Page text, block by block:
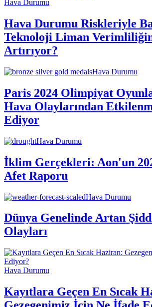
Hava Durumu
Hava Durumu Riskleriyle
Teknoloji Liman
Artırıyor?
Hava Durumu
Paris 2024 Olimpiyat
Hava Olaylarından
Ediyor
Hava Durumu
İklim Gerçekleri: Aon'un
Afet Raporu
Hava Durumu
Dünya Genelinde Artan
Olayları
Hava Durumu
Kayıtlara Geçen En Sıcak